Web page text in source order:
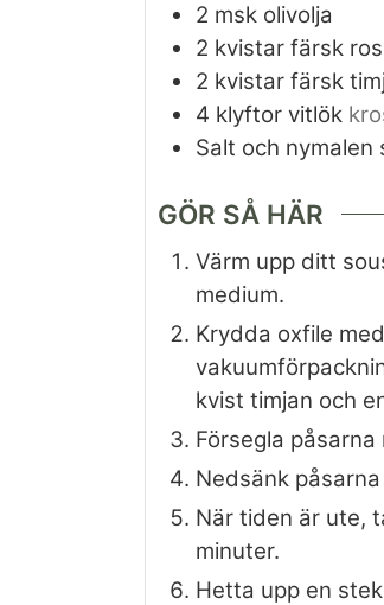
2 msk olivolja
2 kvistar färsk
2 kvistar färsk
4 klyftor vitlök
Salt och
GÖR SÅ HÄR
Värm upp ditt
medium.
Krydda oxfile
kvist timjan och
Försegla
Nedsänk
När tiden är ute,
minuter.
Hetta upp en